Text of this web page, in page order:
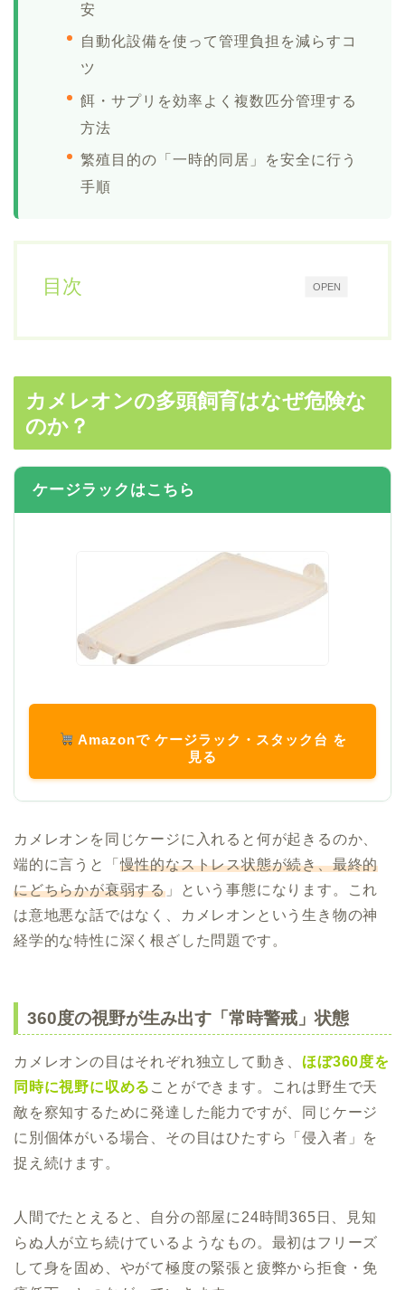
安
自動化設備を使って管理負担を減らすコ
ツ
餌・サプリを効率よく複数匹分管理する
方法
繁殖目的の「一時的同居」を安全に行う
手順
OPEN
目次
カメレオンの多頭飼育はなぜ危険な
のか？
ケージラックはこちら
Amazonで ケージラック・スタック台 を
見る
カメレオンを同じケージに入れると何が起きるのか、
端的に言うと「慢性的なストレス状態が続き、最終的
にどちらかが衰弱する 」という事態になります。これ
は意地悪な話ではなく、カメレオンという生き物の神
経学的な特性に深く根ざした問題です。
360度の視野が生み出す「常時警戒」状態
カメレオンの目はそれぞれ独立して動き、 ほぼ360度を
同時に視野に収める ことができます。これは野生で天
敵を察知するために発達した能力ですが、同じケージ
に別個体がいる場合、その目はひたすら「侵入者」を
捉え続けます。
人間でたとえると、自分の部屋に24時間365日、見知
らぬ人が立ち続けているようなもの。最初はフリーズ
して身を固め、やがて極度の緊張と疲弊から拒食・免